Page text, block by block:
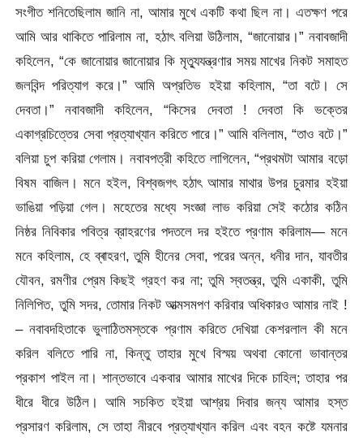
সংগীত শনিতেছিলাম জানি না, আমার মুখে একটি কথা ছিল না। এতক্ষণ পরে
আমি আর থাকিতে পারিলাম না, হঠাৎ বলিয়া উঠিলাম, “জানোয়ার।” নবাবজাদী
কহিলেন, “কে জানোয়ার জানোয়ার কি মৃত্যুযন্ত্রণার সময় মাখের নিকট সমাহত
জলবিন্দ পরিত্যাগ করে।” আমি অপ্রতিভ হইয়া কহিলাম, “তা বটে। সে
দেবতা।” নবাবজাদী কহিলেন, “কিসের দেবতা ! দেবতা কি ভক্তের
একাগ্রচিত্তের সেবা প্রত্যাখ্যান করিতে পারে।” আমি বলিলাম, “তাও বটে।”
বলিয়া চুপ করিয়া গেলাম। নবাবপত্রী কহিতে লাগিলেন, “প্রথমটা আমার বড়ো
বিষম বাজিল। মনে হইল, বিশ্বজগৎ হঠাৎ আমার মাথার উপর চুরমার হইয়া
ভাঙিয়া পড়িয়া গেল। মহেতের মধ্যে সংজ্ঞা লাভ করিয়া সেই কঠোর কঠিন
নিষ্ঠর নিবিকার পবিত্র ব্রাহরণের পদতলে দর হইতে প্রণাম করিলাম— মনে
মনে কহিলাম, হে ব্ৰাহরণ, তুমি হীনের সেবা, পরের অন্ন, ধনীর দান, যাবতীর
যৌবন, রমণীর প্রেম কিছই গ্রহণ কর না; তুমি স্বতন্ত্র, তুমি একাকী, তুমি
নিলিপিত, তুমি সদর, তোমার নিকট আত্মসমপণ করিবার অধিকারও আমার নাই !
– নবাবদহিতাকে ভুলাঠিতমস্তকে প্রণাম করিতে দেখিয়া কেশরলাল কী মনে
করিল বলিতে পারি না, কিন্তু তাহার মুখে বিস্ময় অথবা কোনো ভাবান্তর
প্রকাশ পাইল না। শান্তভাবে একবার আমার মাখের দিকে চাহিল; তাহার পর
ধীরে ধীরে উঠিল। আমি সচকিত হইয়া আশ্রয় দিবার জন্য আমার হস্ত
প্রসারণ করিলাম, সে তাহা নীরবে প্রত্যাখ্যান করিল এবং বহন কষ্টে যমনার